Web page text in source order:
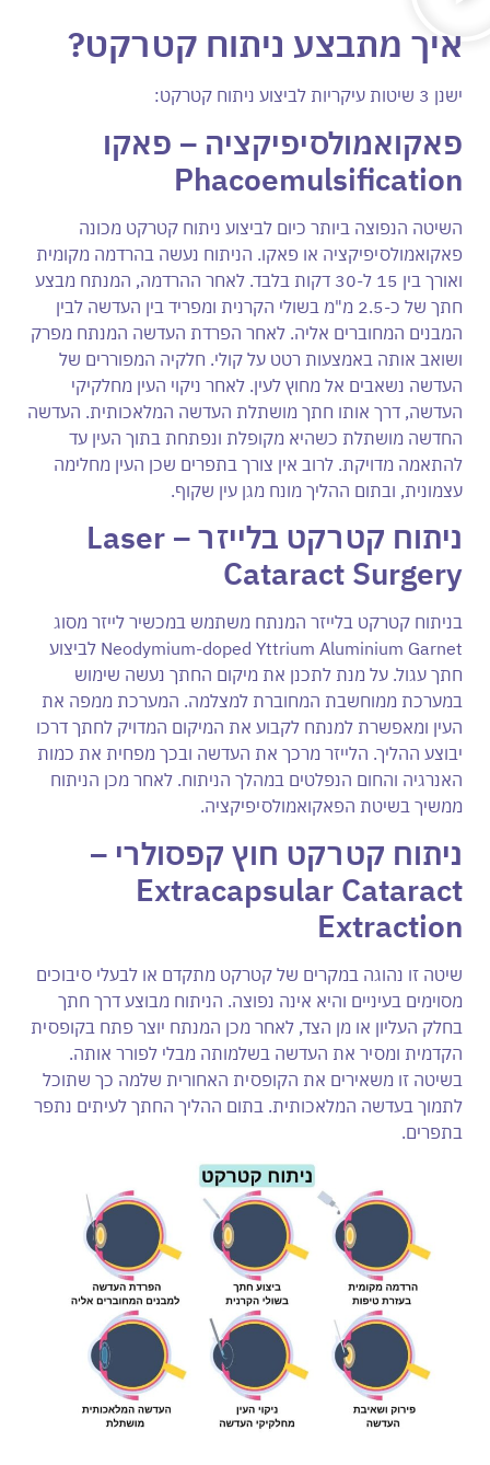
איך מתבצע ניתוח קטרקט?
ישנן 3 שיטות עיקריות לביצוע ניתוח קטרקט:
פאקואמולסיפיקציה – פאקו
Phacoemulsification
השיטה הנפוצה ביותר כיום לביצוע ניתוח קטרקט מכונה
פאקואמולסיפיקציה או פאקו. הניתוח נעשה בהרדמה מקומית
ואורך בין 15 ל-30 דקות בלבד. לאחר ההרדמה, המנתח מבצע
חתך של כ-2.5 מ"מ בשולי הקרנית ומפריד בין העדשה לבין
המבנים המחוברים אליה. לאחר הפרדת העדשה המנתח מפרק
ושואב אותה באמצעות רטט על קולי. חלקיה המפוררים של
העדשה נשאבים אל מחוץ לעין. לאחר ניקוי העין מחלקיקי
העדשה, דרך אותו חתך מושתלת העדשה המלאכותית. העדשה
החדשה מושתלת כשהיא מקופלת ונפתחת בתוך העין עד
להתאמה מדויקת. לרוב אין צורך בתפרים שכן העין מחלימה
עצמונית, ובתום ההליך מונח מגן עין שקוף.
ניתוח קטרקט בלייזר – Laser
Cataract Surgery
בניתוח קטרקט בלייזר המנתח משתמש במכשיר לייזר מסוג
Neodymium-doped Yttrium Aluminium Garnet לביצוע
חתך עגול. על מנת לתכנן את מיקום החתך נעשה שימוש
במערכת ממוחשבת המחוברת למצלמה. המערכת ממפה את
העין ומאפשרת למנתח לקבוע את המיקום המדויק לחתך דרכו
יבוצע ההליך. הלייזר מרכך את העדשה ובכך מפחית את כמות
האנרגיה והחום הנפלטים במהלך הניתוח. לאחר מכן הניתוח
ממשיך בשיטת הפאקואמולסיפיקציה.
ניתוח קטרקט חוץ קפסולרי –
Extracapsular Cataract
Extraction
שיטה זו נהוגה במקרים של קטרקט מתקדם או לבעלי סיבוכים
מסוימים בעיניים והיא אינה נפוצה. הניתוח מבוצע דרך חתך
בחלק העליון או מן הצד, לאחר מכן המנתח יוצר פתח בקופסית
הקדמית ומסיר את העדשה בשלמותה מבלי לפורר אותה.
בשיטה זו משאירים את הקופסית האחורית שלמה כך שתוכל
לתמוך בעדשה המלאכותית. בתום ההליך החתך לעיתים נתפר
בתפרים.